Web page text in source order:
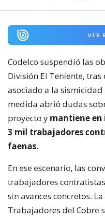
VER
Codelco suspendió las
División El Teniente,
asociado a la
medida abrió dudas
proyecto y mantiene en
3 mil trabajadores
faenas.
En ese escenario, las
trabajadores
sin avances concretos.
Trabajadores del Cobre